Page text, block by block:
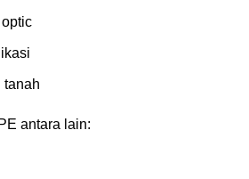
tanah
antara lain: